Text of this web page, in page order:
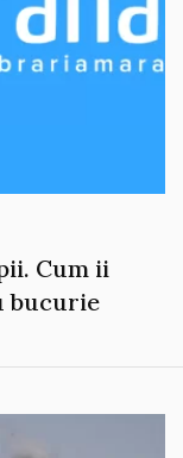
Cum ii
bucurie